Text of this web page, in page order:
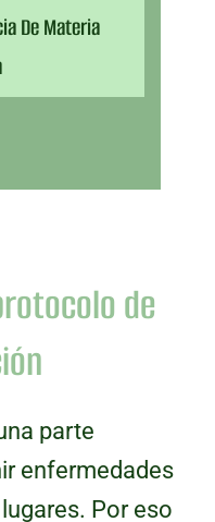
De Materia
de
parte
enfermedades
Por eso